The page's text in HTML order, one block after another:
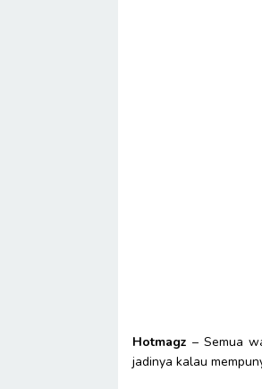
Hotmagz – Semua
jadinya kalau